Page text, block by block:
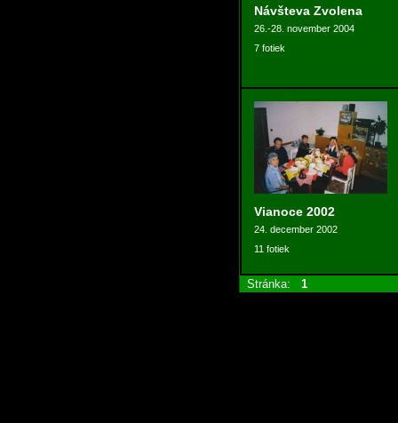
Návšteva Zvolena
26.-28. november 2004
7 fotiek
Vianoce 2002
24. december 2002
11 fotiek
Stránka: 1